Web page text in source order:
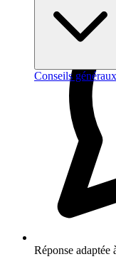
Conseils généraux
Réponse adaptée